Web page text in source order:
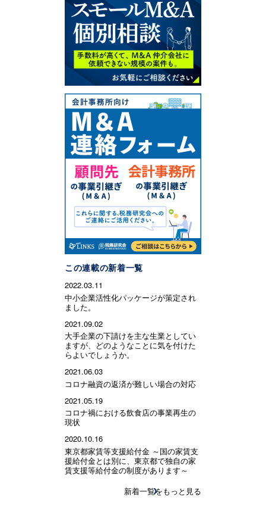
この連載の新着一覧
2022.03.11
中小企業活性化パッケージが策定され
ました。
2021.09.02
大手企業の下請けを主な生業としてい
ますが、どのようなことに気を付けた
らよいでしょうか。
2021.06.03
コロナ融資の返済が難しい場合の対応
2021.05.19
コロナ禍における飲食店の事業再生の
現状
2020.10.16
東京都家賃等支援給付金 ～国の家賃支
援給付金とは別に、東京都で独自の家
賃支援等給付金の制度があります～
新着一覧をもっと見る